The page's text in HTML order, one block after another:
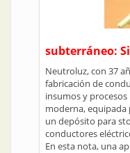
subterráneo:
Neutroluz, con 37
fabricación de
insumos y
moderna, equipada
un depósito para
conductores
En esta nota, una